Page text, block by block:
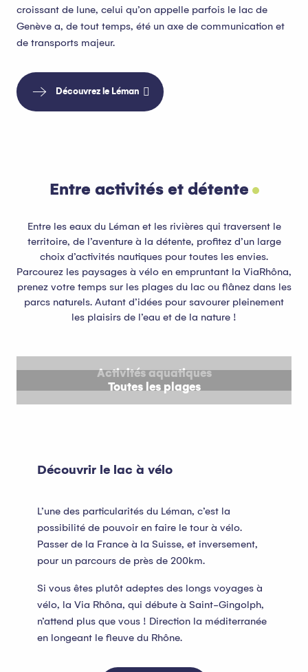
croissant de lune, celui qu’on appelle parfois le lac de
Genève a, de tout temps, été un axe de communication et
de transports majeur.
Découvrez le Léman
Entre activités et détente
Entre les eaux du Léman et les rivières qui traversent le
territoire, de l’aventure à la détente, profitez d’un large
choix d’activités nautiques pour toutes les envies.
Parcourez les paysages à vélo en empruntant la ViaRhôna,
prenez votre temps sur les plages du lac ou flânez dans les
parcs naturels. Autant d’idées pour savourer pleinement
les plaisirs de l’eau et de la nature !
Activités aquatiques
Toutes les plages
Découvrir le lac à vélo
L’une des particularités du Léman, c’est la
possibilité de pouvoir en faire le tour à vélo.
Passer de la France à la Suisse, et inversement,
pour un parcours de près de 200km.
Si vous êtes plutôt adeptes des longs voyages à
vélo, la Via Rhôna, qui débute à Saint-Gingolph,
n’attend plus que vous ! Direction la méditerranée
en longeant le fleuve du Rhône.